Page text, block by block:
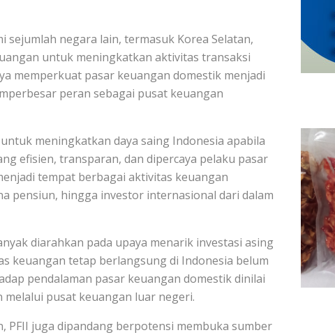
negara lain, termasuk Korea Selatan,
untuk meningkatkan aktivitas transaksi
memperkuat pasar keuangan domestik menjadi
peran sebagai pusat keuangan
meningkatkan daya saing Indonesia apabila
efisien, transparan, dan dipercaya pelaku pasar
tempat berbagai aktivitas keuangan
pensiun, hingga investor internasional dari dalam
diarahkan pada upaya menarik investasi asing
keuangan tetap berlangsung di Indonesia belum
pendalaman pasar keuangan domestik dinilai
pusat keuangan luar negeri.
PFII juga dipandang berpotensi membuka sumber